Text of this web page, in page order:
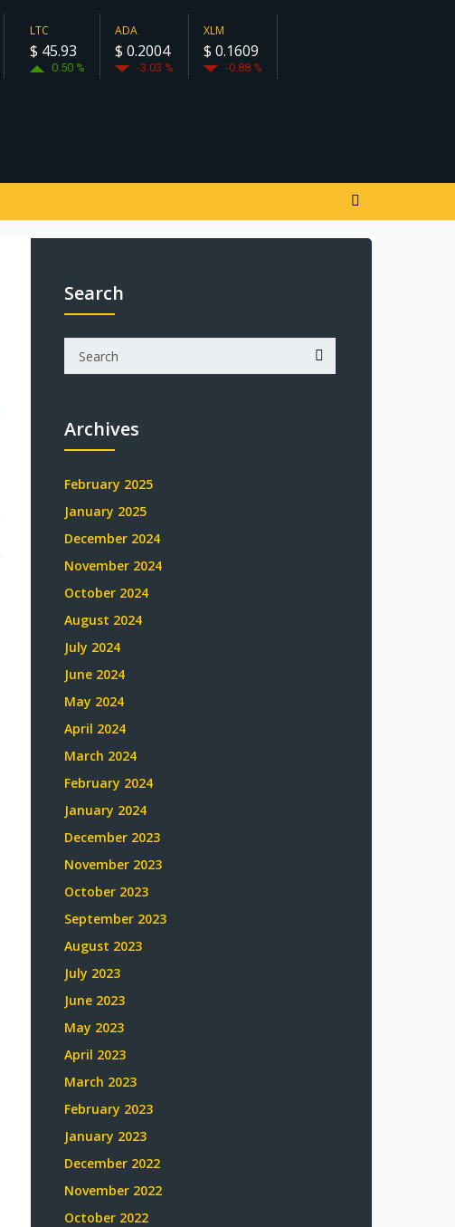
LTC
$ 45.93
0.50 %
ADA
$ 0.2004
-3.03 %
XLM
$ 0.1609
-0.88 %
Search
Archives
February 2025
January 2025
December 2024
November 2024
October 2024
August 2024
July 2024
June 2024
May 2024
April 2024
March 2024
February 2024
January 2024
December 2023
November 2023
October 2023
September 2023
August 2023
July 2023
June 2023
May 2023
April 2023
March 2023
February 2023
January 2023
December 2022
November 2022
October 2022